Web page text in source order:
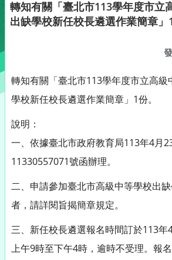
轉知有關「臺北市113學年度市立
出缺學校新任校長遴選作業簡章」
轉知有關「臺北市113學年度市立高級
學校新任校長遴選作業簡章」1份。
說明：
一、依據臺北市政府教育局113年4月
11330557071號函辦理。
二、申請參加臺北市高級中等學校出
者，請詳閱旨揭簡章規定。
三、新任校長遴選報名時間訂於113年
上午9時至下午4時，逾時不受理。報